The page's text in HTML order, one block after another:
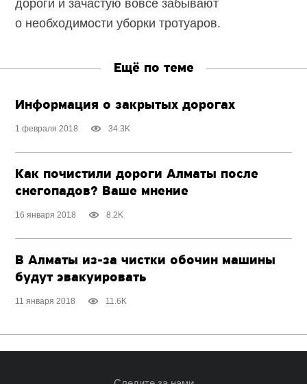
дороги и зачастую вовсе забывают
о необходимости уборки тротуаров.
Ещё по теме
Информация о закрытых дорогах
1 февраля 2018 34.3K
Как почистили дороги Алматы после
снегопадов? Ваше мнение
16 января 2018 8.2K
В Алматы из-за чистки обочин машины
будут эвакуировать
11 января 2018 11.6K